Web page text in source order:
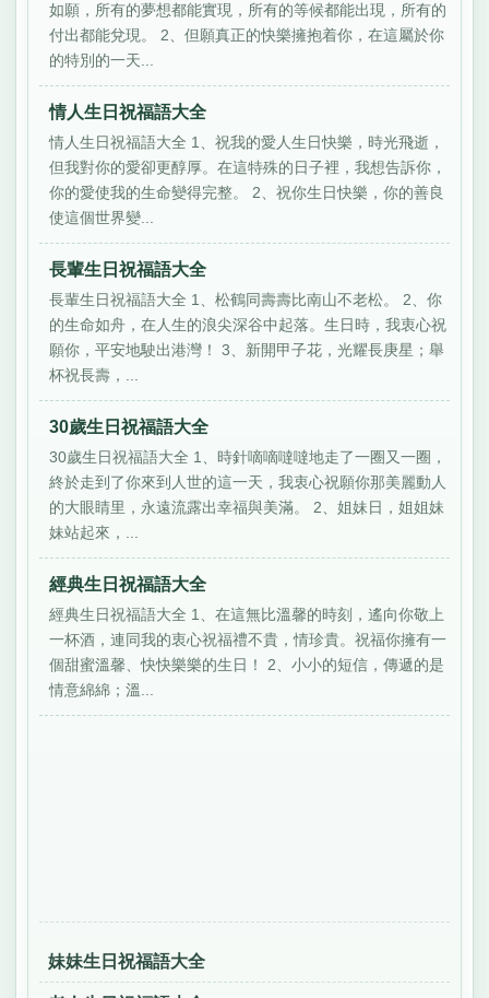
如願，所有的夢想都能實現，所有的等候都能出現，所有的
付出都能兌現。 2、但願真正的快樂擁抱着你，在這屬於你
的特別的一天...
情人生日祝福語大全
情人生日祝福語大全 1、祝我的愛人生日快樂，時光飛逝，
但我對你的愛卻更醇厚。在這特殊的日子裡，我想告訴你，
你的愛使我的生命變得完整。 2、祝你生日快樂，你的善良
使這個世界變...
長輩生日祝福語大全
長輩生日祝福語大全 1、松鶴同壽壽比南山不老松。 2、你
的生命如舟，在人生的浪尖深谷中起落。生日時，我衷心祝
願你，平安地駛出港灣！ 3、新開甲子花，光耀長庚星；舉
杯祝長壽，...
30歲生日祝福語大全
30歲生日祝福語大全 1、時針嘀嘀噠噠地走了一圈又一圈，
終於走到了你來到人世的這一天，我衷心祝願你那美麗動人
的大眼睛里，永遠流露出幸福與美滿。 2、姐妹日，姐姐妹
妹站起來，...
經典生日祝福語大全
經典生日祝福語大全 1、在這無比溫馨的時刻，遙向你敬上
一杯酒，連同我的衷心祝福禮不貴，情珍貴。祝福你擁有一
個甜蜜溫馨、快快樂樂的生日！ 2、小小的短信，傳遞的是
情意綿綿；溫...
妹妹生日祝福語大全